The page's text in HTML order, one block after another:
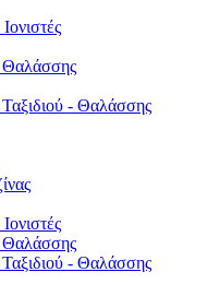
Θαλάσσης
- Θαλάσσης
Θαλάσσης
- Θαλάσσης